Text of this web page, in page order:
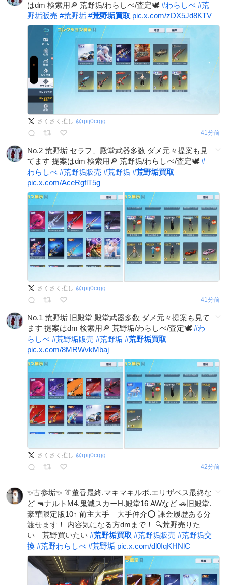
はdm 検索用🔎 荒野垢/わらしべ/査定🕊️ #わらしべ #荒
野垢販売 #荒野垢 #荒野垢買取 pic.x.com/zDX5Jd8KTV
さくさく推し @rpij0crgg
41分前
No.2 荒野垢 セラフ、殿堂武器多数 ダメ元々提案も見
てます 提案はdm 検索用🔎 荒野垢/わらしべ/査定🕊️ #
わらしべ #荒野垢販売 #荒野垢 #荒野垢買取
pic.x.com/AceRgflT5g
さくさく推し @rpij0crgg
42分前
No.1 荒野垢 旧殿堂 殿堂武器多数 ダメ元々提案も見て
ます 提案はdm 検索用🔎 荒野垢/わらしべ/査定🕊️ #わ
らしべ #荒野垢販売 #荒野垢 #荒野垢買取
pic.x.com/8MRWvkMbaj
さくさく推し @rpij0crgg
42分前
✨古参垢✨ 👔董香最終.マキマキルボ.エリザベス最終な
ど 🔫ナルトM4.鬼滅スカーH.殿堂16 AWなど 🚗旧殿堂.
豪華限定版10↑ 前主大手 大手仲介⭕️ 課金履歴ある分
渡せます！ 内容気になる方dmまで！ 🔍荒野売りた
い 荒野買いたい #荒野垢買取 #荒野垢販売 #荒野垢交
換 #荒野わらしべ #荒野垢 pic.x.com/dl0IqKHNlC